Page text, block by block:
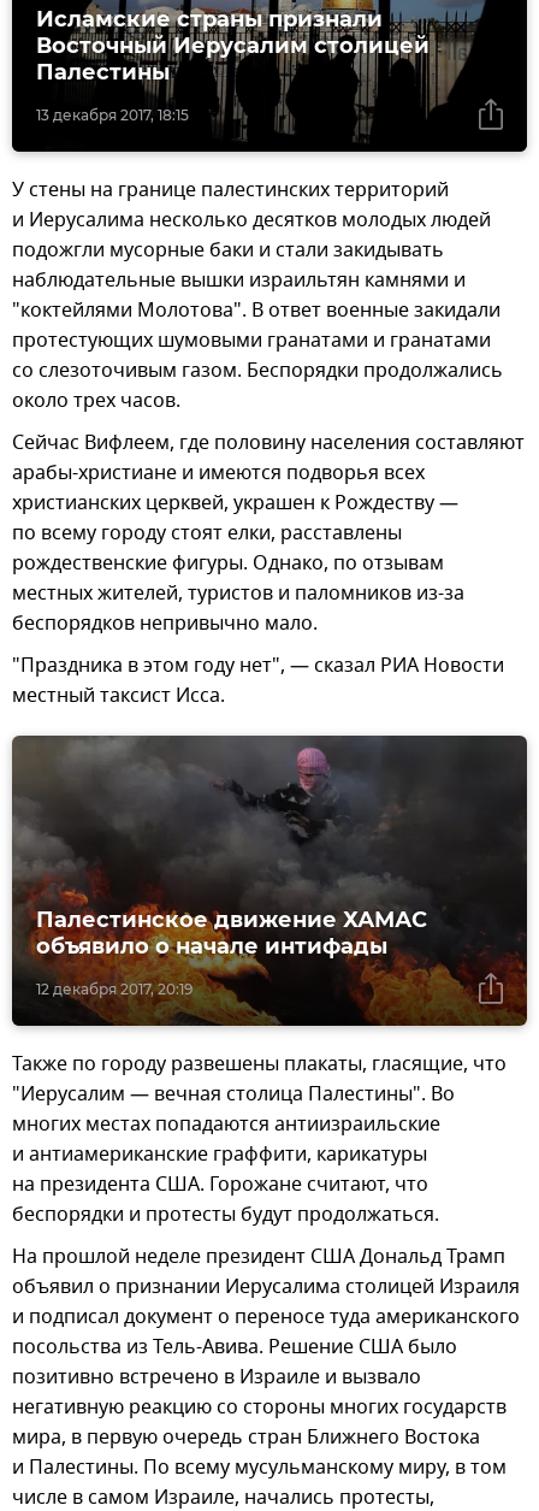
13 декабря 2017, 18:15
Исламские страны признали
Восточный Иерусалим столицей
Палестины‍
У стены на границе палестинских территорий
и Иерусалима несколько десятков молодых людей
подожгли мусорные баки и стали закидывать
наблюдательные вышки израильтян камнями и
"коктейлями Молотова". В ответ военные закидали
протестующих шумовыми гранатами и гранатами
со слезоточивым газом. Беспорядки продолжались
около трех часов.
Сейчас Вифлеем, где половину населения составляют
арабы-христиане и имеются подворья всех
христианских церквей, украшен к Рождеству —
по всему городу стоят елки, расставлены
рождественские фигуры. Однако, по отзывам
местных жителей, туристов и паломников из-за
беспорядков непривычно мало.
"Праздника в этом году нет", — сказал РИА Новости
местный таксист Исса.
12 декабря 2017, 20:19
Палестинское движение ХАМАС
объявило о начале интифады
Также по городу развешены плакаты, гласящие, что
"Иерусалим — вечная столица Палестины". Во
многих местах попадаются антиизраильские
и антиамериканские граффити, карикатуры
на президента США. Горожане считают, что
беспорядки и протесты будут продолжаться.
На прошлой неделе президент США Дональд Трамп
объявил о признании Иерусалима столицей Израиля
и подписал документ о переносе туда американского
посольства из Тель-Авива. Решение США было
позитивно встречено в Израиле и вызвало
негативную реакцию со стороны многих государств
мира, в первую очередь стран Ближнего Востока
и Палестины. По всему мусульманскому миру, в том
числе в самом Израиле, начались протесты,